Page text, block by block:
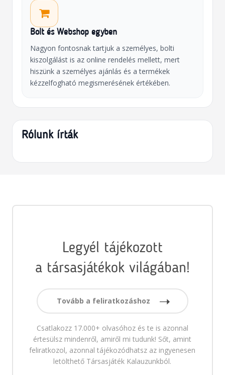
Bolt és Webshop egyben
Nagyon fontosnak tartjuk a személyes, bolti
kiszolgálást is az online rendelés mellett, mert
hiszünk a személyes ajánlás és a termékek
kézzelfogható megismerésének értékében.
Rólunk írták
Legyél tájékozott
a társasjátékok világában!
Tovább a feliratkozáshoz
Csatlakozz 17.000+ olvasóhoz és te is azonnal
értesülsz mindenről, amiről mi tudunk! Sőt, amint
feliratkozol, azonnal tájékozódhatsz az ingyenesen
letölthető Társasjáték Kalauzunkból.